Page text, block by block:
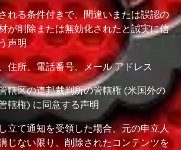
れる条件付きで、間違いまたは誤認の
が削除または無効化されたと誠実に信
声明
住所、電話番号、メール アドレス
轄区の連邦裁判所の管轄権 (米国外の
轄権) に同意する声明
立て通知を受領した場合、元の申立人
じない限り、削除されたコンテンツを